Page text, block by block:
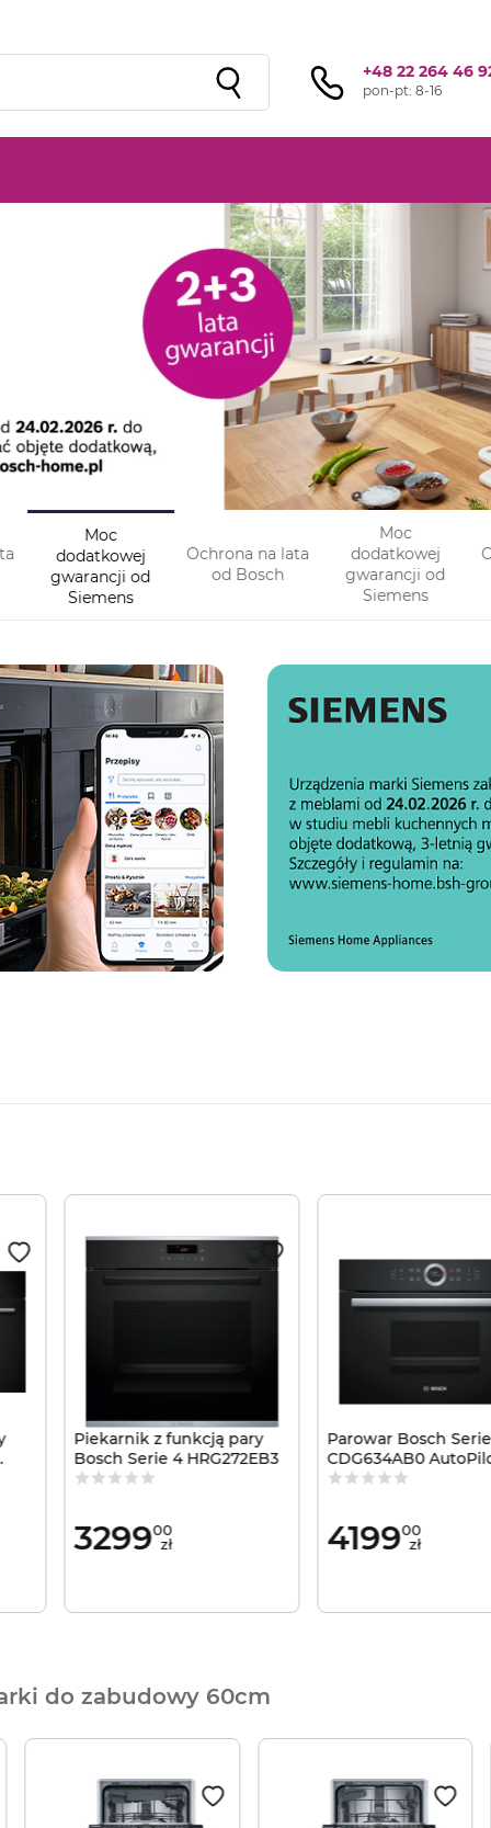
+48 22 264 46
pon-pt: 8-16
Moc
dodatkowej
gwarancji od
Siemens
Ochrona na lata
od Bosch
Moc
dodatkowej
gwarancji od
Siemens
Piekarnik z funkcją pary
Bosch Serie 4 HRG272EB3
329900
zł
Parowar Bosch
CDG634AB0
419900
zł
do zabudowy 60cm